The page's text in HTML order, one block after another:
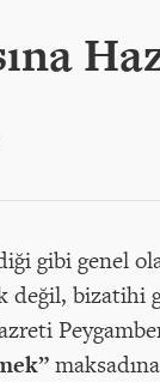
gibi genel
değil,